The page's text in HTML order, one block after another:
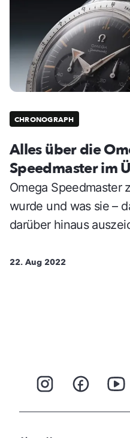
CHRONOGRAPH
Alles über die
Speedmaster im
Omega Speedmaster
wurde und was sie –
darüber hinaus
22. Aug 2022